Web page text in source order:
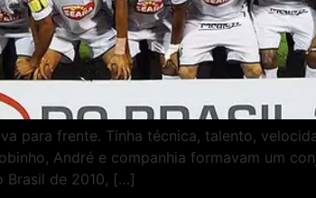
para frente. Tinha técnica, talento,
André e companhia formavam um
Brasil de 2010, […]